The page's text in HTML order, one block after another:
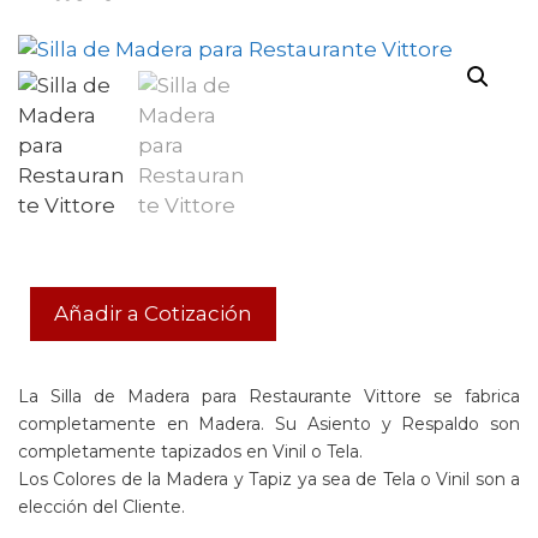
Añadir a Cotización
La Silla de Madera para Restaurante Vittore se fabrica
completamente en Madera. Su Asiento y Respaldo son
completamente tapizados en Vinil o Tela.
Los Colores de la Madera y Tapiz ya sea de Tela o Vinil son a
elección del Cliente.